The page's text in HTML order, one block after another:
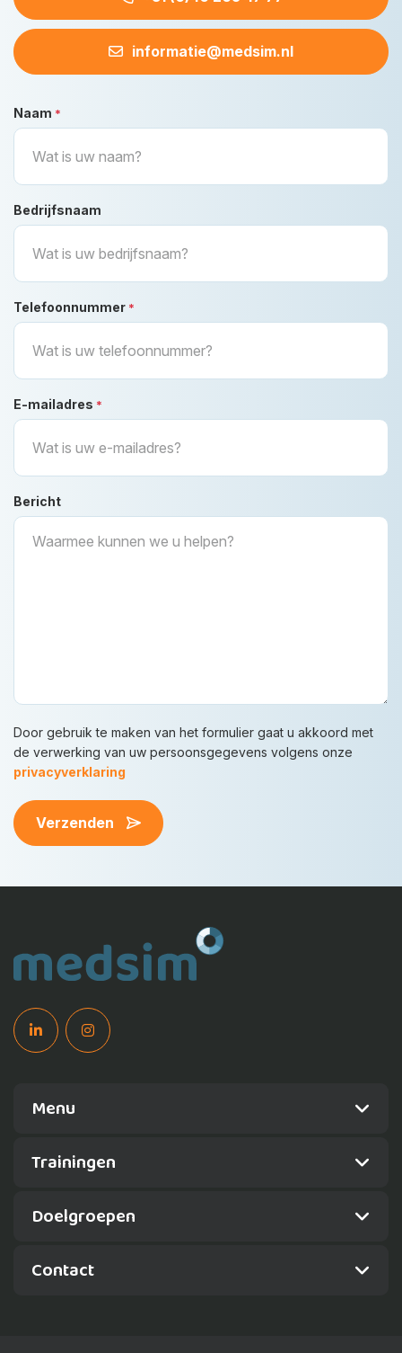
informatie@medsim.nl
Naam *
Bedrijfsnaam
Telefoonnummer *
E-mailadres *
Bericht
Door gebruik te maken van het formulier gaat u akkoord met
de verwerking van uw persoonsgegevens volgens onze
privacyverklaring
Verzenden
Menu
Trainingen
Doelgroepen
Contact